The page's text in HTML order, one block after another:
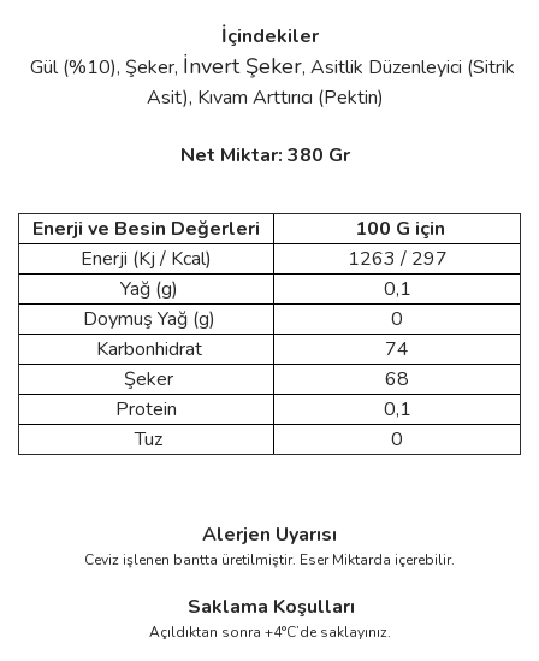
İçindekiler
Gül (%10), Şeker, İnvert Şeker, Asitlik Düzenleyici (Sitrik
Asit), Kıvam Arttırıcı (Pektin)
Net Miktar: 380 Gr
Enerji ve Besin Değerleri
100 G için
Enerji (Kj / Kcal)
1263 / 297
Yağ (g)
0,1
Doymuş Yağ (g)
0
Karbonhidrat
74
Şeker
68
Protein
0,1
Tuz
0
Alerjen Uyarısı
Ceviz işlenen bantta üretilmiştir. Eser Miktarda içerebilir.
Saklama Koşulları
Açıldıktan sonra +4°C’de saklayınız.